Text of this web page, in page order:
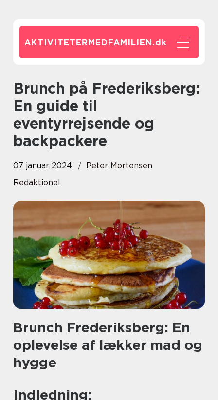
AKTIVITETERMEDFAMILIEN.dk
Brunch på Frederiksberg:
En guide til
eventyrrejsende og
backpackere
07 januar 2024
Peter Mortensen
Redaktionel
Brunch Frederiksberg: En
oplevelse af lækker mad og
hygge
Indledning: